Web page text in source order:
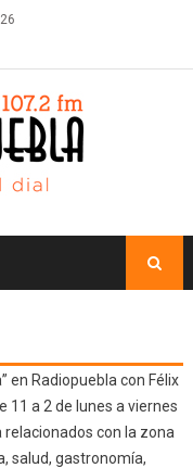
en Radiopuebla con Félix
11 a 2 de lunes a viernes
con la zona
salud, gastronomía,